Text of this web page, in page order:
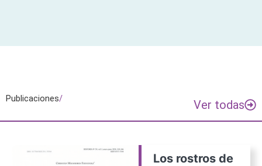
Publicaciones/ Ver todas
Los rostros de